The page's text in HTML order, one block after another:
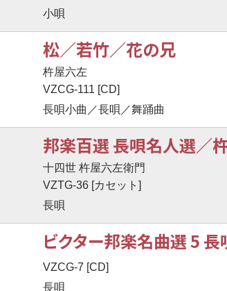
小唄
松／若竹／花の兄
杵屋六左
VZCG-111 [CD]
長唄小曲／長唄／舞踊曲
邦楽百選 長唄名人選／
十四世 杵屋六左衛門
VZTG-36 [カセット]
長唄
ビクター邦楽名曲選 5
VZCG-7 [CD]
長唄